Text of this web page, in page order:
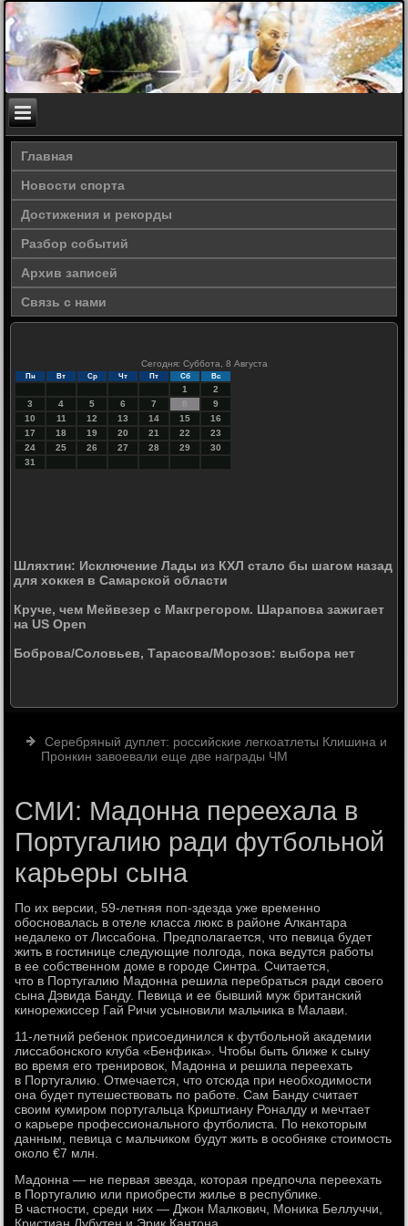
Главная
Новости спорта
Достижения и рекорды
Разбор событий
Архив записей
Связь с нами
Сегодня: Суббота, 8 Августа
Пн Вт Ср Чт Пт Сб Вс
1
2
3
4 5 6 7 8
9
10
11 12 13 14 15
16
17
18 19 20 21 22
23
24
25 26 27 28 29
30
31
Шляхтин: Исключение Лады из КХЛ стало бы шагом назад
для хоккея в Самарской области
Круче, чем Мейвезер с Макгрегором. Шарапова зажигает
на US Open
Боброва/Соловьев, Тарасова/Морозов: выбора нет
Серебряный дуплет: российские легкоатлеты Клишина и
Пронкин завоевали еще две награды ЧМ
СМИ: Мадонна переехала в
Португалию ради футбольной
карьеры сына
По их версии, 59-летняя поп-здезда уже временно
обосновалась в отеле класса люкс в районе Алкантара
недалеко от Лиссабона. Предполагается, что певица будет
жить в гостинице следующие полгода, пока ведутся работы
в ее собственном доме в городе Синтра. Считается,
что в Португалию Мадонна решила перебраться ради своего
сына Дэвида Банду. Певица и ее бывший муж британский
кинорежиссер Гай Ричи усыновили мальчика в Малави.
11-летний ребенок присоединился к футбольной академии
лиссабонского клуба «Бенфика». Чтобы быть ближе к сыну
во время его тренировок, Мадонна и решила переехать
в Португалию. Отмечается, что отсюда при необходимости
она будет путешествовать по работе. Сам Банду считает
своим кумиром португальца Криштиану Роналду и мечтает
о карьере профессионального футболиста. По некоторым
данным, певица с мальчиком будут жить в особняке стоимость
около €7 млн.
Мадонна — не первая звезда, которая предпочла переехать
в Португалию или приобрести жилье в республике.
В частности, среди них — Джон Малкович, Моника Беллуччи,